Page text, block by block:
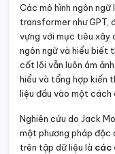
Các mô hình ngôn ngữ
transformer như GPT,
vựng với mục tiêu xây
ngôn ngữ và hiểu biết
cốt lõi vẫn luôn ám
hiểu và tổng hợp kiến
liệu đầu vào một cách
Nghiên cứu do Jack
một phương pháp độc
trên tập dữ liệu là các